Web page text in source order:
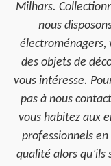
Milhars.
nous
électroménagers,
des objets de
vous intéresse.
pas à nous
vous habitez aux
professionnels
qualité alors qu’ils